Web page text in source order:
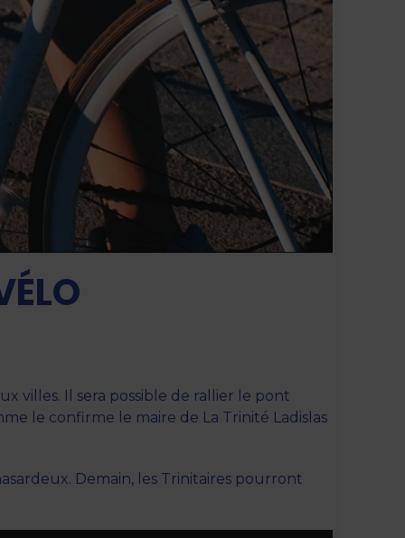
villes. Il sera possible de rallier le pont
le confirme le maire de La Trinité Ladislas
Demain, les Trinitaires pourront